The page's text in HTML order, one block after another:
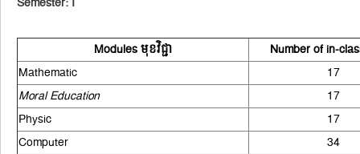
Modules មុខវិជ្ជា
Number of in-
Mathematic
17
Moral Education
17
Physic
17
Computer
34